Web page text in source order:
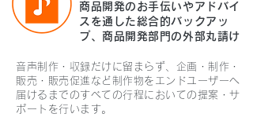
商品開発のお手伝いやアドバイ
スを通した総合的バックアッ
プ、商品開発部門の外部丸請け
音声制作・収録だけに留まらず、企画・制作・
販売・販売促進など制作物をエンドユーザーへ
届けるまでのすべての行程においての提案・サ
ポートを行います。